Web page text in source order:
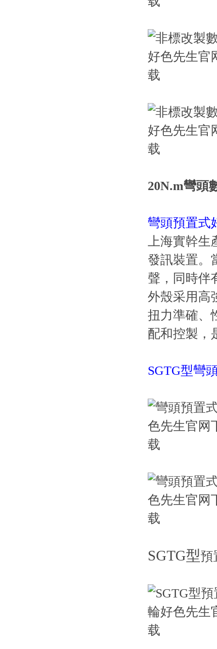
20N.m彎頭
彎頭預置式
上海實幹生
發訊裝置
聲，同
外殼采用高
扭力準確
配和控製
SGTG型彎
SGTG型預